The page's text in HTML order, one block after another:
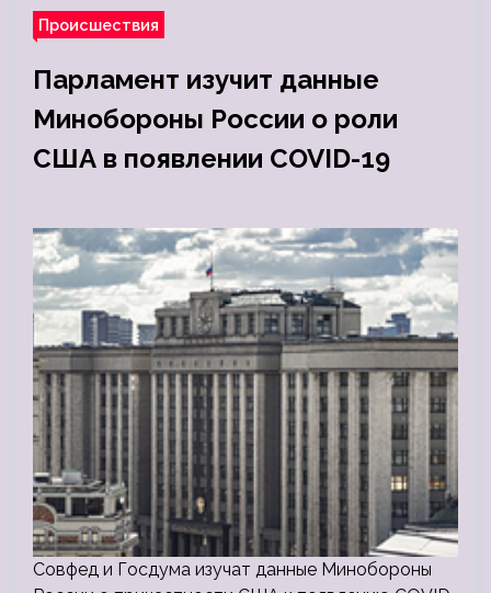
Происшествия
Парламент изучит данные
Минобороны России о роли
США в появлении COVID-19
Совфед и Госдума изучат данные Минобороны